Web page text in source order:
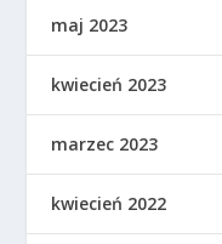
maj 2023
kwiecień 2023
marzec 2023
kwiecień 2022